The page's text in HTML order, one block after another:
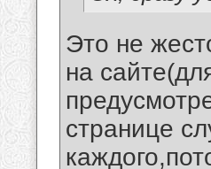
Это не
на
странице